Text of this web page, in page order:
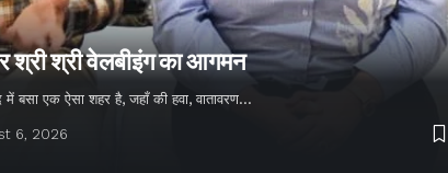
श्री श्री वेलबीइंग का आगमन
में बसा एक ऐसा शहर है, जहाँ की हवा, वातावरण…
6, 2026